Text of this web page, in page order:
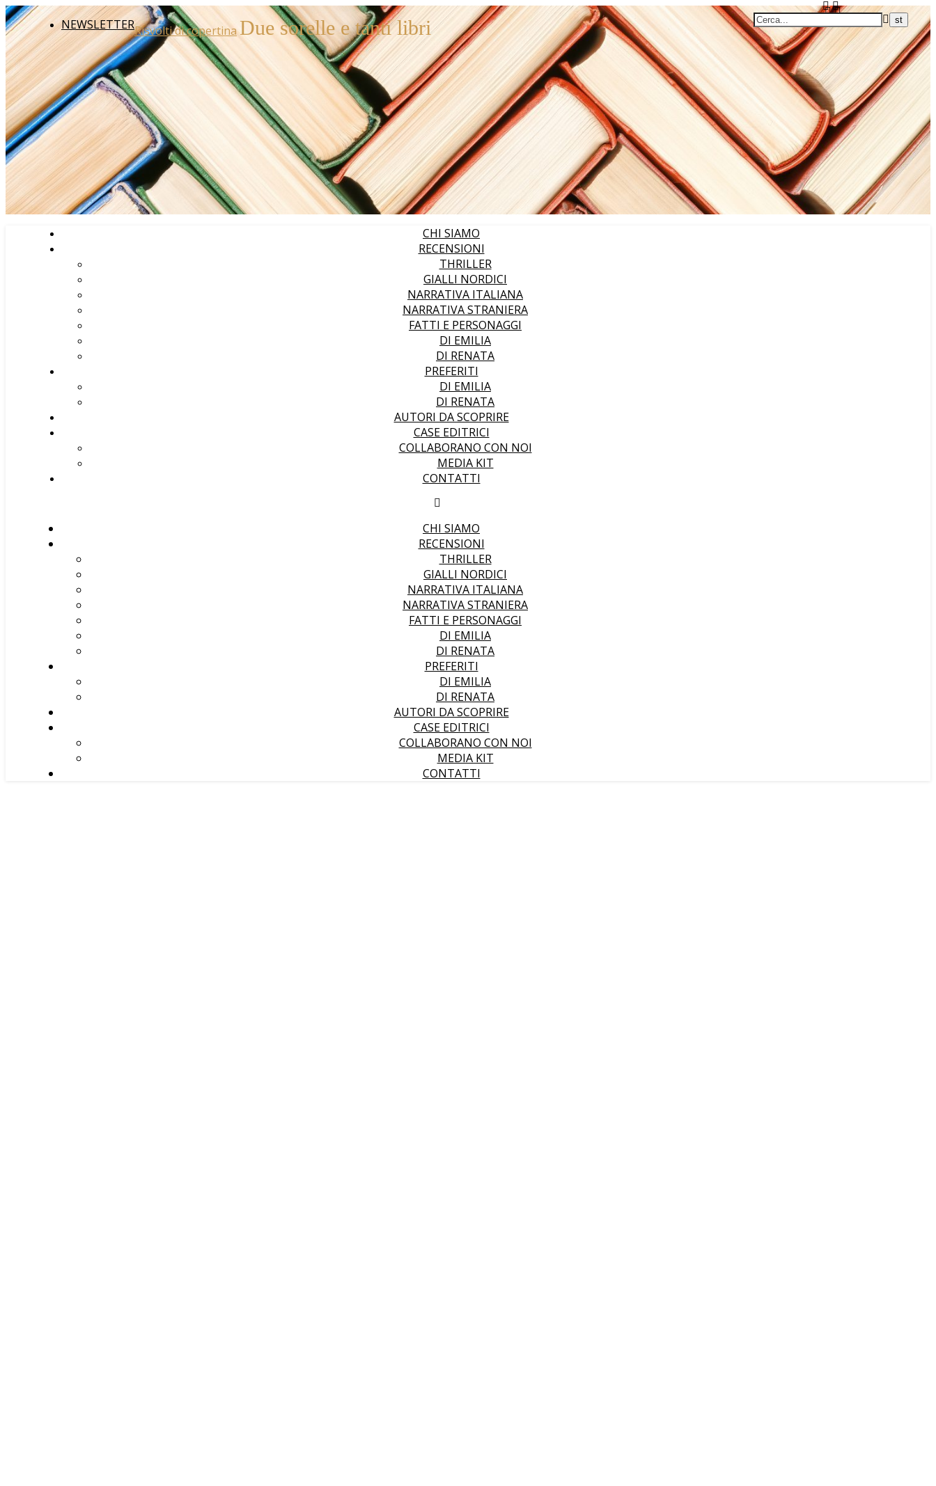
NEWSLETTERRisvolti di copertinaDue sorelle e tanti libri
CHI SIAMO
RECENSIONI
THRILLER
GIALLI NORDICI
NARRATIVA ITALIANA
NARRATIVA STRANIERA
FATTI E PERSONAGGI
DI EMILIA
DI RENATA
PREFERITI
DI EMILIA
DI RENATA
AUTORI DA SCOPRIRE
CASE EDITRICI
COLLABORANO CON NOI
MEDIA KIT
CONTATTI
CHI SIAMO
RECENSIONI
THRILLER
GIALLI NORDICI
NARRATIVA ITALIANA
NARRATIVA STRANIERA
FATTI E PERSONAGGI
DI EMILIA
DI RENATA
PREFERITI
DI EMILIA
DI RENATA
AUTORI DA SCOPRIRE
CASE EDITRICI
COLLABORANO CON NOI
MEDIA KIT
CONTATTI